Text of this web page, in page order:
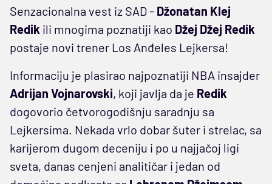
Senzacionalna vest iz SAD - Džonatan Klej
Redik ili mnogima poznatiji kao Džej Džej Redik
postaje novi trener Los Anđeles Lejkersa!
Informaciju je plasirao najpoznatiji NBA insajder
Adrijan Vojnarovski, koji javlja da je Redik
dogovorio četvorogodišnju saradnju sa
Lejkersima. Nekada vrlo dobar šuter i strelac, sa
karijerom dugom deceniju i po u najjačoj ligi
sveta, danas cenjeni analitičar i jedan od